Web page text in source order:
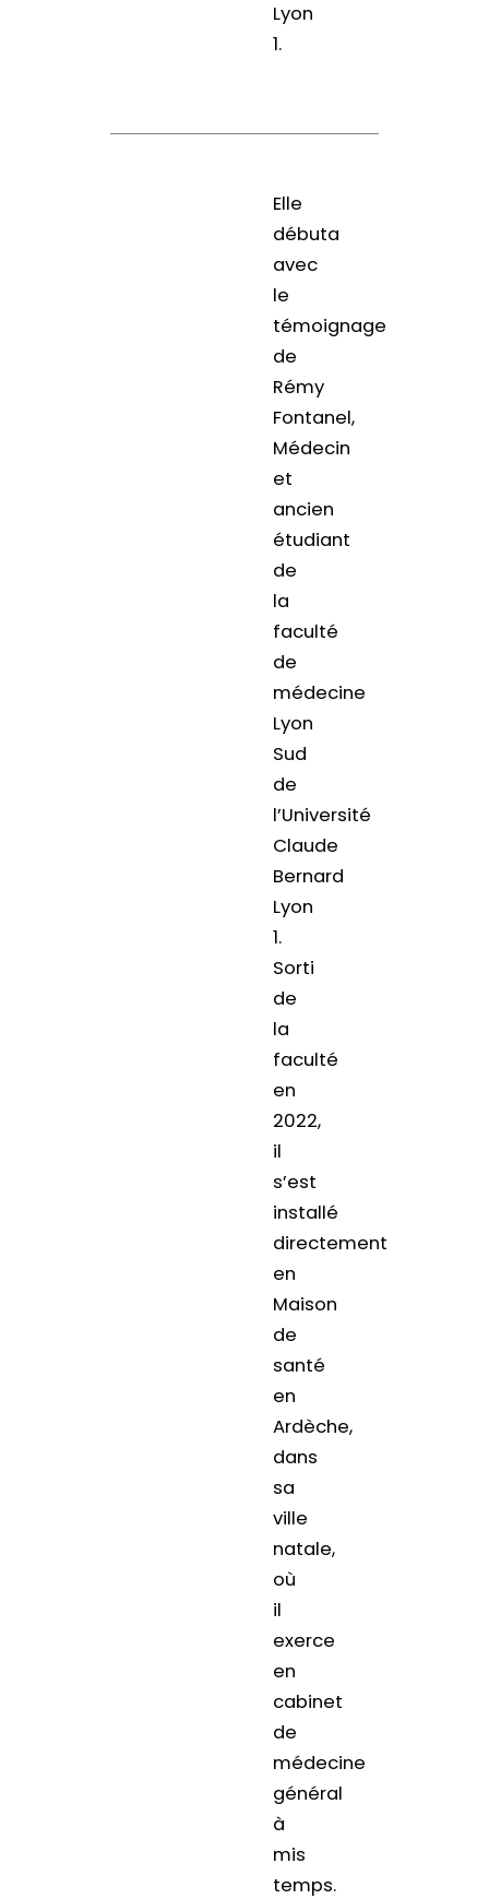
Lyon
1.
Elle
débuta
avec
le
témoignage
de
Rémy
Fontanel,
Médecin
et
ancien
étudiant
de
la
faculté
de
médecine
Lyon
Sud
de
l’Université
Claude
Bernard
Lyon
1.
Sorti
de
la
faculté
en
2022,
il
s’est
installé
directement
en
Maison
de
santé
en
Ardèche,
dans
sa
ville
natale,
où
il
exerce
en
cabinet
de
médecine
général
à
mis
temps.